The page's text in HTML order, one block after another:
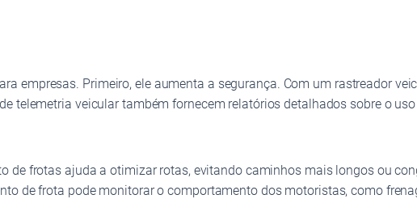
empresas. Primeiro, ele aumenta a segurança. Com um rastreador
telemetria veicular também fornecem relatórios detalhados sobre o
de frotas ajuda a otimizar rotas, evitando caminhos mais longos ou
de frota pode monitorar o comportamento dos motoristas, como